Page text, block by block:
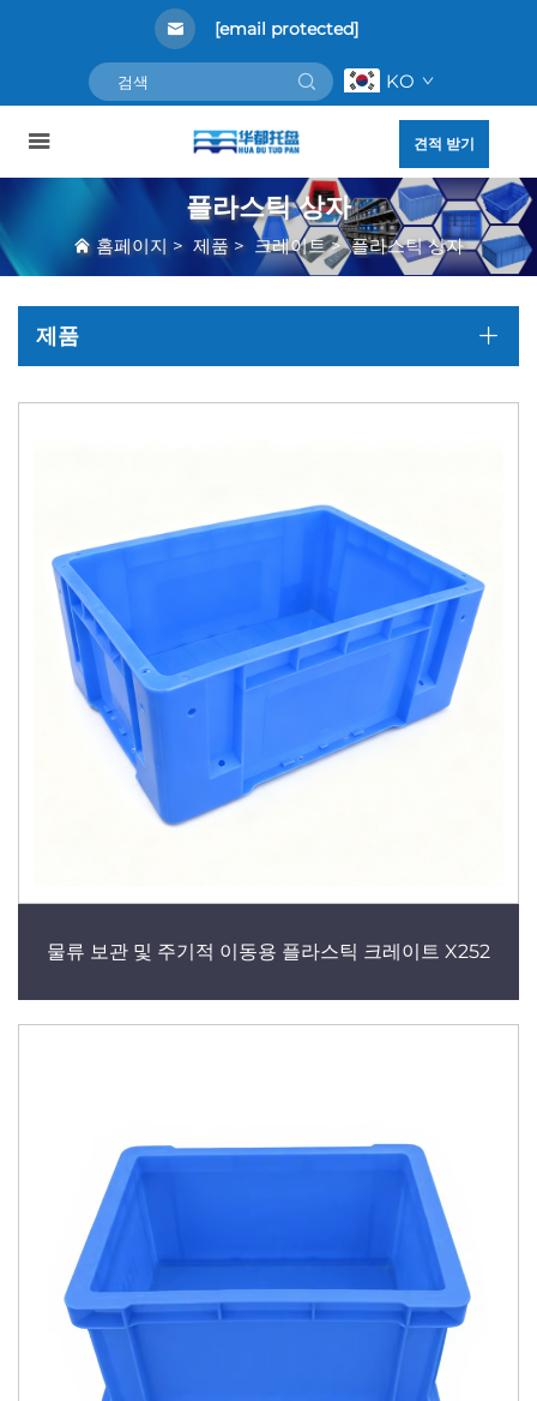
[email protected]
KO
견적 받기
플라스틱 상자
홈페이지 > 제품 > 크레이트>플라스틱 상자
제품
물류 보관 및 주기적 이동용 플라스틱 크레이트 X252